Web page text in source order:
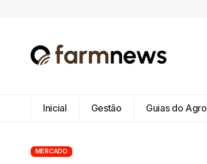
Inicial Gestão Guias do Agro
MERCADO